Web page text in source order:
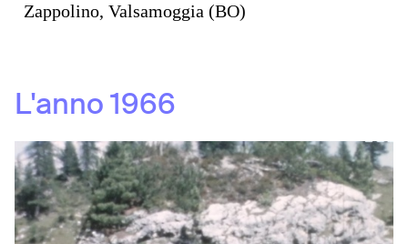
Zappolino, Valsamoggia (BO)
L'anno1966